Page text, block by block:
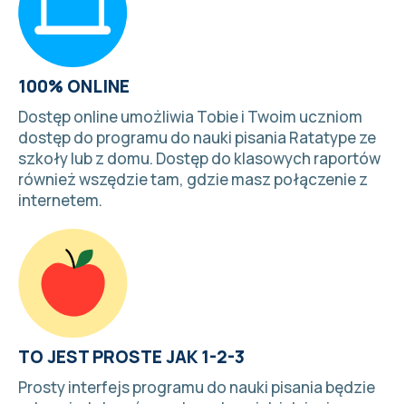
100% ONLINE
Dostęp online umożliwia Tobie i Twoim uczniom
dostęp do programu do nauki pisania Ratatype ze
szkoły lub z domu. Dostęp do klasowych raportów
również wszędzie tam, gdzie masz połączenie z
internetem.
TO JEST PROSTE JAK 1-2-3
Prosty interfejs programu do nauki pisania będzie